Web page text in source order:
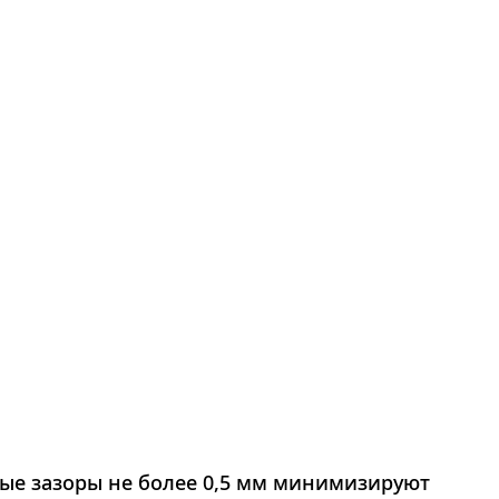
зазоры не более 0,5 мм минимизируют